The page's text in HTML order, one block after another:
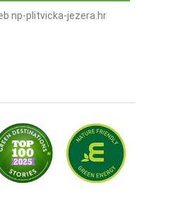
np-plitvicka-jezera.hr